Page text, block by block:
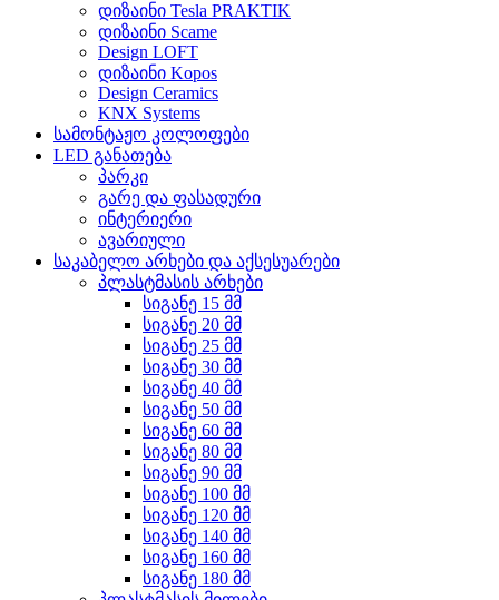
დიზაინი Tesla PRAKTIK
დიზაინი Scame
Design LOFT
დიზაინი Kopos
Design Ceramics
KNX Systems
სამონტაჟო კოლოფები
LED განათება
პარკი
გარე და ფასადური
ინტერიერი
ავარიული
საკაბელო არხები და აქსესუარები
პლასტმასის არხები
სიგანე 15 მმ
სიგანე 20 მმ
სიგანე 25 მმ
სიგანე 30 მმ
სიგანე 40 მმ
სიგანე 50 მმ
სიგანე 60 მმ
სიგანე 80 მმ
სიგანე 90 მმ
სიგანე 100 მმ
სიგანე 120 მმ
სიგანე 140 მმ
სიგანე 160 მმ
სიგანე 180 მმ